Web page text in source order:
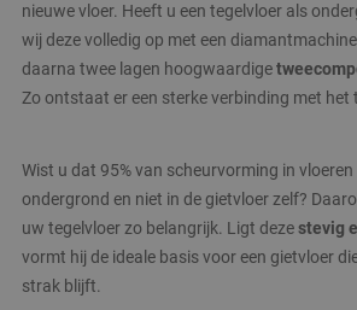
nieuwe vloer. Heeft u een tegelvloer als
wij deze volledig op met een
daarna twee lagen hoogwaardige
Zo ontstaat er een sterke verbinding met het
Wist u dat 95% van scheurvorming in
ondergrond en niet in de gietvloer zelf?
uw tegelvloer zo belangrijk. Ligt dezestevig
vormt hij de ideale basis voor een gietvloer
strak blijft.